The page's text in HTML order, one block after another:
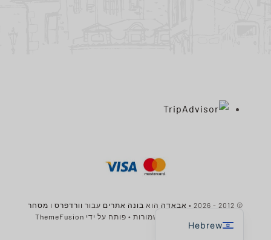
© 2012 - 2026 • אבאדה הוא בונה אתרים עבור וורדפרס ו מסחר
• כל הזכויות שמורות • פותח על ידי ThemeFusion
Hebrew
English
Chinese